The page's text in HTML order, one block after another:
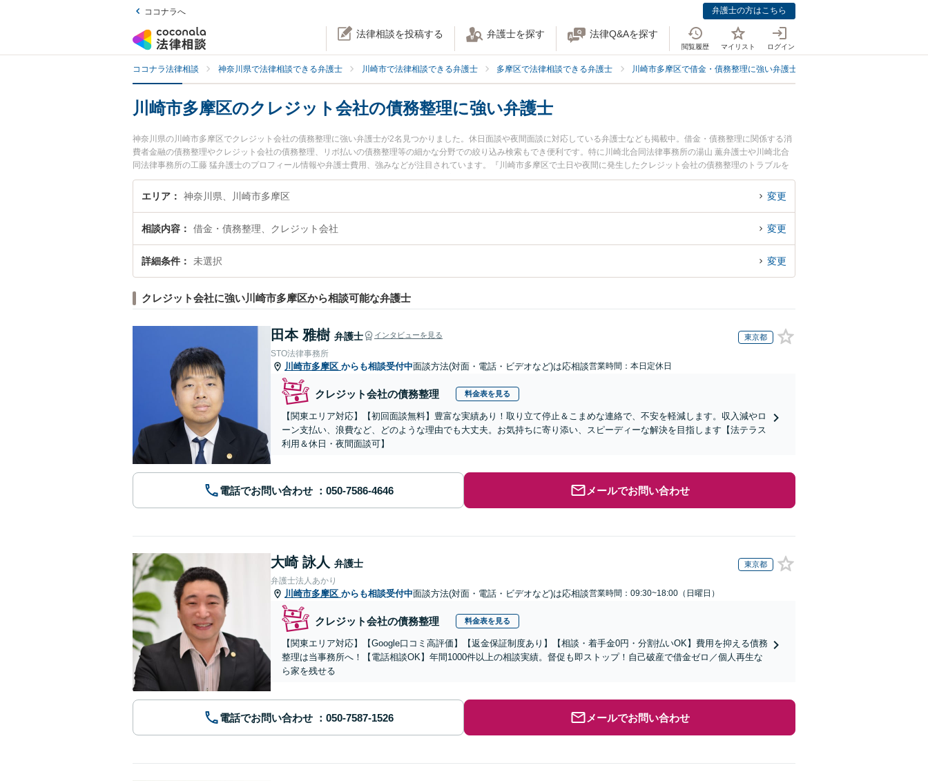
ココナラへ 弁護士の方はこちら
法律相談を投稿する 弁護士を探す 法律Q&Aを探す
閲覧履歴 マイリスト ログイン
ココナラ法律相談 神奈川県で法律相談できる弁護士 川崎市で法律相談できる弁護士 多摩区で法律相談できる弁護士 川崎市多摩区で借金・債務整理に強い弁護士
川崎市多摩区のクレジット会社の債務整理に強い弁護士
神奈川県の川崎市多摩区でクレジット会社の債務整理に強い弁護士が2名見つかりました。休日面談や夜間面談に対応している弁護士なども掲載中。借金・債務整理に関係する消
費者金融の債務整理やクレジット会社の債務整理、リボ払いの債務整理等の細かな分野での絞り込み検索もでき便利です。特に川崎北合同法律事務所の湯山 薫弁護士や川崎北合
同法律事務所の工藤 猛弁護士のプロフィール情報や弁護士費用、強みなどが注目されています。『川崎市多摩区で土日や夜間に発生したクレジット会社の債務整理のトラブルを
今すぐに弁護士に相談したい』『クレジット会社の債務整理のトラブル解決の実績豊富な近くの弁護士を検索したい』『初回相談無料でクレジット会社の債務整理を法律相談でき
る川崎市多摩区内の弁護士に相談予約したい』などでお困りの相談者さんにおすすめです。
エリア 神奈川県、川崎市多摩区 変更
相談内容 借金・債務整理、クレジット会社 変更
詳細条件 未選択 変更
クレジット会社に強い川崎市多摩区から相談可能な弁護士
田本 雅樹 弁護士 インタビューを見る 東京都
STO法律事務所
川崎市多摩区 からも相談受付中面談方法(対面・電話・ビデオなど)は応相談営業時間：本日定休日
クレジット会社の債務整理 料金表を見る
【関東エリア対応】【初回面談無料】豊富な実績あり！取り立て停止＆こまめな連絡で、不安を軽減します。収入減やロ
ーン支払い、浪費など、どのような理由でも大丈夫。お気持ちに寄り添い、スピーディーな解決を目指します【法テラス
利用＆休日・夜間面談可】
電話でお問い合わせ メールでお問い合わせ
大崎 詠人 弁護士 東京都
弁護士法人あかり
川崎市多摩区 からも相談受付中面談方法(対面・電話・ビデオなど)は応相談営業時間：09:30~18:00（日曜日）
クレジット会社の債務整理 料金表を見る
【関東エリア対応】【Google口コミ高評価】【返金保証制度あり】【相談・着手金0円・分割払いOK】費用を抑える債務
整理は当事務所へ！【電話相談OK】年間1000件以上の相談実績。督促も即ストップ！自己破産で借金ゼロ／個人再生な
ら家を残せる
電話でお問い合わせ メールでお問い合わせ